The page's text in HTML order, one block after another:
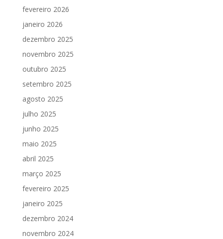
fevereiro 2026
janeiro 2026
dezembro 2025
novembro 2025
outubro 2025
setembro 2025
agosto 2025
julho 2025
junho 2025
maio 2025
abril 2025
março 2025
fevereiro 2025
janeiro 2025
dezembro 2024
novembro 2024